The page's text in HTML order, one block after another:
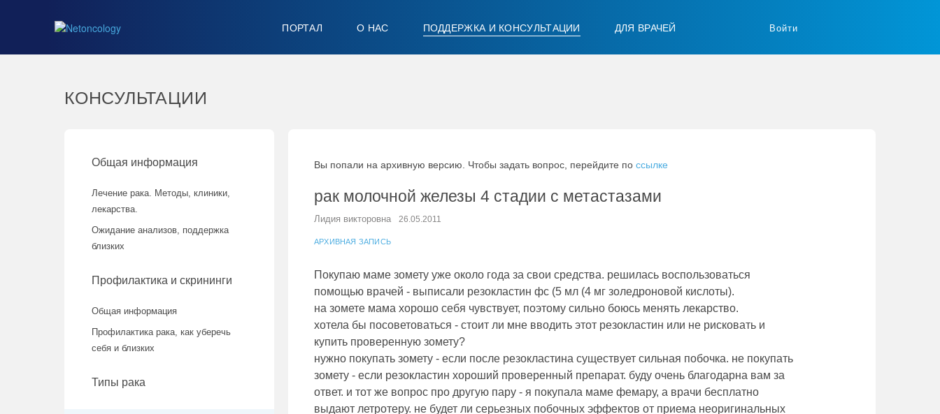
ПОРТАЛ О НАС ПОДДЕРЖКА И КОНСУЛЬТАЦИИ ДЛЯ ВРАЧЕЙ Войти
КОНСУЛЬТАЦИИ
Общая информация
Лечение рака. Методы, клиники,
лекарства.
Ожидание анализов, поддержка
близких
Профилактика и скрининги
Общая информация
Профилактика рака, как уберечь
себя и близких
Типы рака
Вы попали на архивную версию. Чтобы задать вопрос, перейдите по ссылке
рак молочной железы 4 стадии с метастазами
Лидия викторовна 26.05.2011
АРХИВНАЯ ЗАПИСЬ
Покупаю маме зомету уже около года за свои средства. решилась воспользоваться
помощью врачей - выписали резокластин фc (5 мл (4 мг золедроновой кислоты).
на зомете мама хорошо себя чувствует, поэтому сильно боюсь менять лекарство.
хотела бы посоветоваться - стоит ли мне вводить этот резокластин или не рисковать и
купить проверенную зомету?
нужно покупать зомету - если после резокластина существует сильная побочка. не покупать
зомету - если резокластин хороший проверенный препарат. буду очень благодарна вам за
ответ. и тот же вопрос про другую пару - я покупала маме фемару, а врачи бесплатно
выдают летротеру. не будет ли серьезных побочных эффектов от приема неоригинальных